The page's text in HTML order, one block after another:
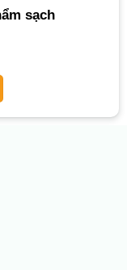
sạch